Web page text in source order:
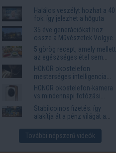
Halálos veszélyt hozhat a 40
fok: így jelezhet a hőguta
35 éve generációkat hoz
össze a Művészetek Völgye
– megvan a 2027-es időpont
és a bérletár
5 görög recept, amely mellett
az egészséges étel sem
tűnik lemondásnak
HONOR okostelefon
mesterséges intelligencia
funkciók, amelyek
megkönnyítik az életet
HONOR okostelefon-kamera
vs mindennapi fotózási
igények
Stabilcoinos fizetés: így
alakítja át a pénz világát a
Western Union
További népszerű videók